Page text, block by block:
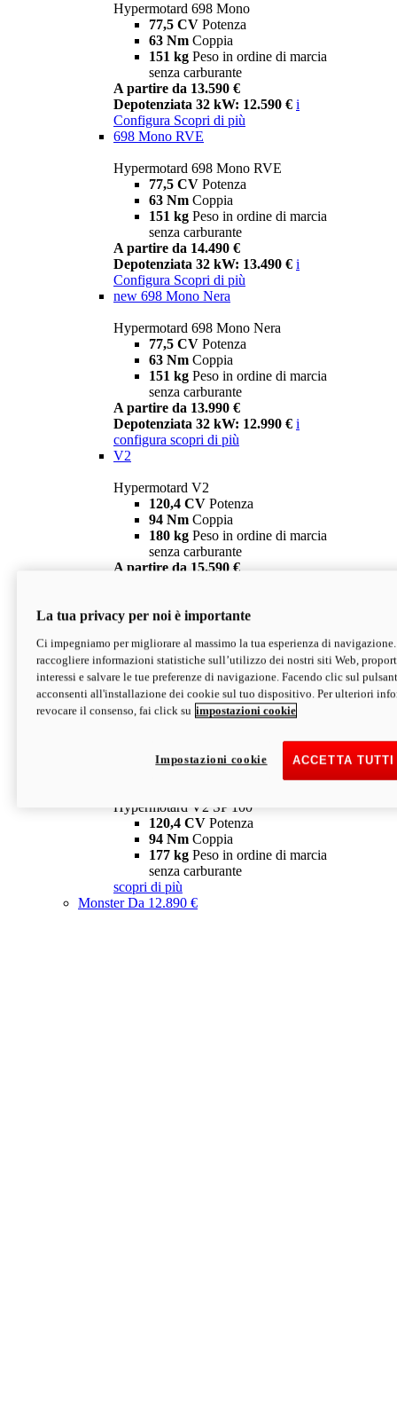
Hypermotard 698 Mono
77,5 CV Potenza
63 Nm Coppia
151 kg Peso in ordine di marcia
senza carburante
A partire da 13.590 €
Depotenziata 32 kW: 12.590 € i
Configura Scopri di più
698 Mono RVE
Hypermotard 698 Mono RVE
77,5 CV Potenza
63 Nm Coppia
151 kg Peso in ordine di marcia
senza carburante
A partire da 14.490 €
Depotenziata 32 kW: 13.490 € i
Configura Scopri di più
new 698 Mono Nera
Hypermotard 698 Mono Nera
77,5 CV Potenza
63 Nm Coppia
151 kg Peso in ordine di marcia
senza carburante
A partire da 13.990 €
Depotenziata 32 kW: 12.990 € i
configura scopri di più
V2
Hypermotard V2
120,4 CV Potenza
94 Nm Coppia
180 kg Peso in ordine di marcia
senza carburante
A partire da 15.590 €
V2 SP
Hypermotard V2 SP
120,4 CVPotenza
94 NmCoppia
177 kgPeso in ordine di marcia
senza carburante
Depotenziata 35 kW: 18.890 € i
configura scopri di più
Hypermotard V2 SP 100
120,4 CV Potenza
94 Nm Coppia
177 kg Peso in ordine di marcia
senza carburante
scopri di più
MonsterDa 12.890 €
La tua privacy per noi è importante
Ci impegniamo per migliorare al massimo la tua esperienza di
raccogliere informazioni statistiche sull’utilizzo dei nostri siti Web,
interessi e salvare le tue preferenze di navigazione. Facendo clic sul
acconsenti all'installazione dei cookie sul tuo dispositivo. Per ulteriori
revocare il consenso, fai click su impostazioni cookie
ACCETTA
Impostazioni cookie